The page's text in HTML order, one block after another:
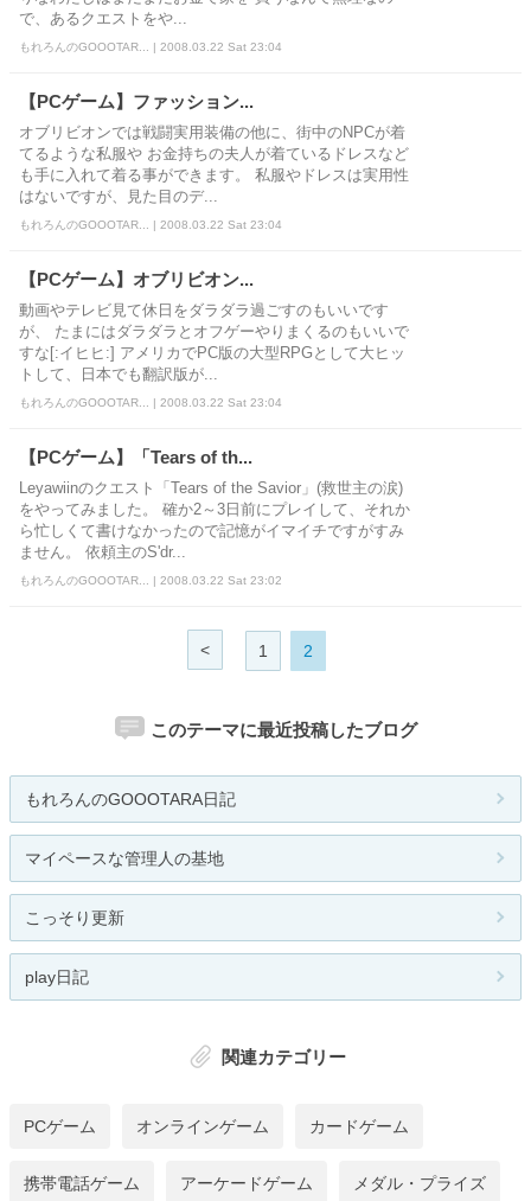
で、あるクエストをや...
もれろんのGOOOTAR... | 2008.03.22 Sat 23:04
【PCゲーム】ファッション...
オブリビオンでは戦闘実用装備の他に、街中のNPCが着
てるような私服や お金持ちの夫人が着ているドレスなど
も手に入れて着る事ができます。 私服やドレスは実用性
はないですが、見た目のデ...
もれろんのGOOOTAR... | 2008.03.22 Sat 23:04
【PCゲーム】オブリビオン...
動画やテレビ見て休日をダラダラ過ごすのもいいです
が、 たまにはダラダラとオフゲーやりまくるのもいいで
すな[:イヒヒ:] アメリカでPC版の大型RPGとして大ヒッ
トして、日本でも翻訳版が...
もれろんのGOOOTAR... | 2008.03.22 Sat 23:04
【PCゲーム】「Tears of th...
Leyawiinのクエスト「Tears of the Savior」(救世主の涙)
をやってみました。 確か2～3日前にプレイして、それか
ら忙しくて書けなかったので記憶がイマイチですがすみ
ません。 依頼主のS'dr...
もれろんのGOOOTAR... | 2008.03.22 Sat 23:02
< 1 2
このテーマに最近投稿したブログ
もれろんのGOOOTARA日記
マイペースな管理人の基地
こっそり更新
play日記
関連カテゴリー
PCゲーム オンラインゲーム カードゲーム
携帯電話ゲーム アーケードゲーム メダル・プライズ